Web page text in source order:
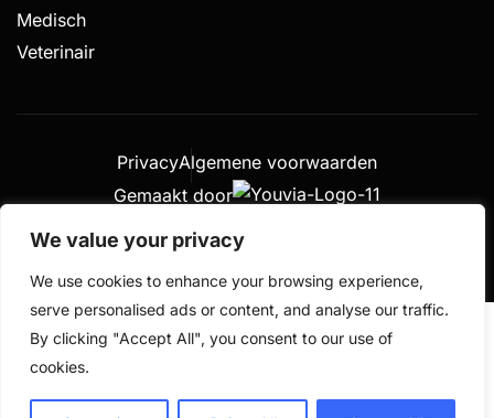
We value your privacy
We use cookies to enhance your browsing experience,
serve personalised ads or content, and analyse our traffic.
By clicking "Accept All", you consent to our use of
cookies.
Medisch
Veterinair
voorbehouden
Gemaakt door
PrivacyAlgemene voorwaarden